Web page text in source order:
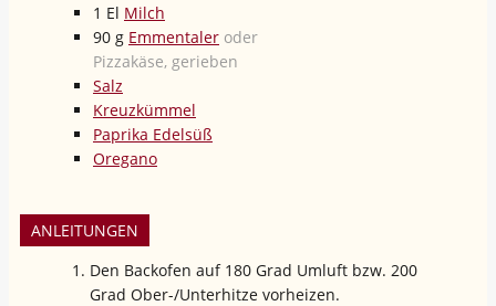
1 El Milch
90 g Emmentaler oder
Pizzakäse, gerieben
Salz
Kreuzkümmel
Paprika Edelsüß
Oregano
ANLEITUNGEN
Den Backofen auf 180 Grad Umluft bzw. 200
Grad Ober-/Unterhitze vorheizen.